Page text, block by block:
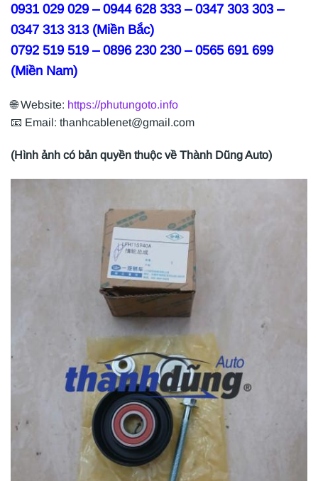
0931 029 029 – 0944 628 333 – 0347 303 303 –
0347 313 313 (Miền Bắc)
0792 519 519 – 0896 230 230 – 0565 691 699
(Miền Nam)
🌐 Website: https://phutungoto.info
📧 Email: thanhcablenet@gmail.com
(Hình ảnh có bản quyền thuộc về Thành Dũng Auto)